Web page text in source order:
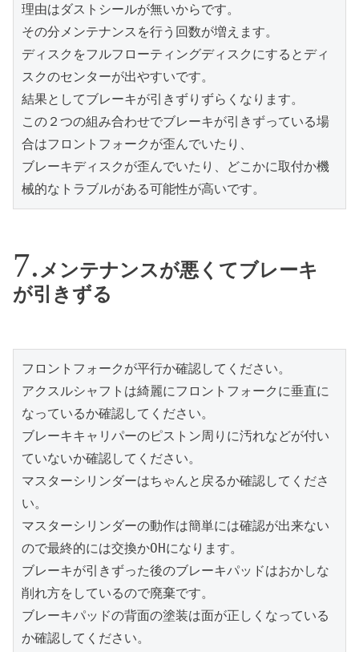
理由はダストシールが無いからです。
その分メンテナンスを行う回数が増えます。
ディスクをフルフローティングディスクにするとディ
スクのセンターが出やすいです。
結果としてブレーキが引きずりずらくなります。
この２つの組み合わせでブレーキが引きずっている場
合はフロントフォークが歪んでいたり、
ブレーキディスクが歪んでいたり、どこかに取付か機
械的なトラブルがある可能性が高いです。
メンテナンスが悪くてブレーキ
が引きずる
フロントフォークが平行か確認してください。
アクスルシャフトは綺麗にフロントフォークに垂直に
なっているか確認してください。
ブレーキキャリパーのピストン周りに汚れなどが付い
ていないか確認してください。
マスターシリンダーはちゃんと戻るか確認してくださ
い。
マスターシリンダーの動作は簡単には確認が出来ない
ので最終的には交換かOHになります。
ブレーキが引きずった後のブレーキパッドはおかしな
削れ方をしているので廃棄です。
ブレーキパッドの背面の塗装は面が正しくなっている
か確認してください。